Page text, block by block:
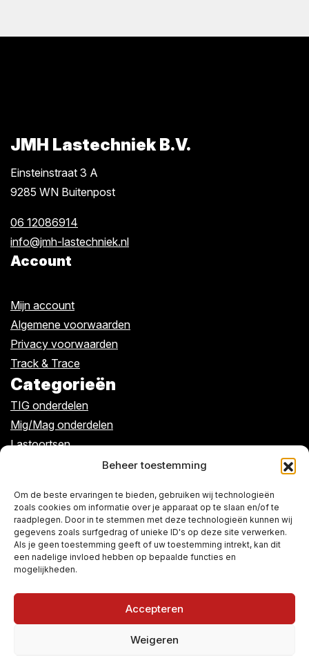
Beheer toestemming
Om de beste ervaringen te bieden, gebruiken wij technologieën
zoals cookies om informatie over je apparaat op te slaan en/of te
raadplegen. Door in te stemmen met deze technologieën kunnen wij
gegevens zoals surfgedrag of unieke ID's op deze site verwerken.
Als je geen toestemming geeft of uw toestemming intrekt, kan dit
een nadelige invloed hebben op bepaalde functies en
mogelijkheden.
Accepteren
Weigeren
JMH Lastechniek B.V.
Einsteinstraat 3 A
9285 WN Buitenpost
06 12086914
info@jmh-lastechniek.nl
Account
Mijn account
Algemene voorwaarden
Privacy voorwaarden
Track & Trace
Categorieën
TIG onderdelen
Mig/Mag onderdelen
Lastoortsen
Over ons
De winkel
Contact